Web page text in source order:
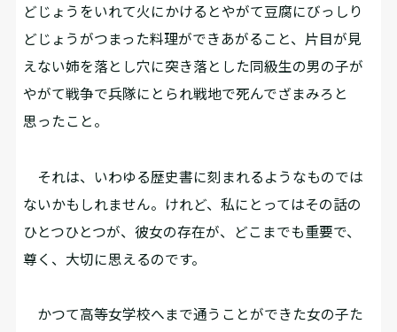
どじょうをいれて火にかけるとやがて豆腐にびっしり
どじょうがつまった料理ができあがること、片目が見
えない姉を落とし穴に突き落とした同級生の男の子が
やがて戦争で兵隊にとられ戦地で死んでざまみろと
思ったこと。
それは、いわゆる歴史書に刻まれるようなものでは
ないかもしれません。けれど、私にとってはその話の
ひとつひとつが、彼女の存在が、どこまでも重要で、
尊く、大切に思えるのです。
かつて高等女学校へまで通うことができた女の子た